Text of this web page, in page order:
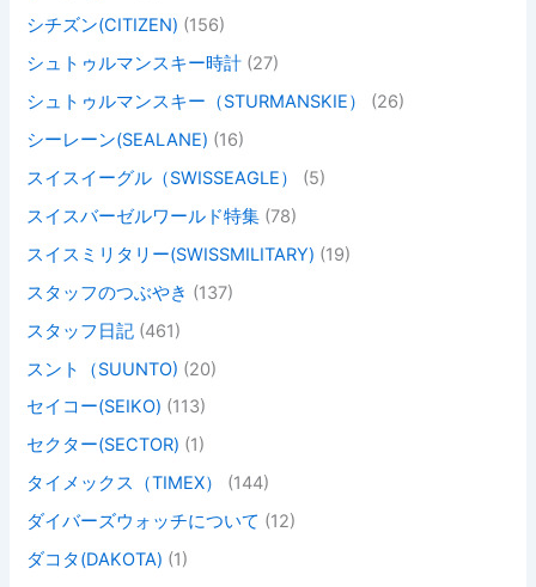
シチズン(CITIZEN) (156)
シュトゥルマンスキー時計 (27)
シュトゥルマンスキー（STURMANSKIE）
(26)
シーレーン(SEALANE) (16)
スイスイーグル（SWISSEAGLE）
(5)
スイスバーゼルワールド特集 (78)
スイスミリタリー(SWISSMILITARY) (19)
スタッフのつぶやき (137)
スタッフ日記 (461)
スント（SUUNTO) (20)
セイコー(SEIKO) (113)
セクター(SECTOR) (1)
タイメックス（TIMEX）
(144)
ダイバーズウォッチについて (12)
ダコタ(DAKOTA) (1)